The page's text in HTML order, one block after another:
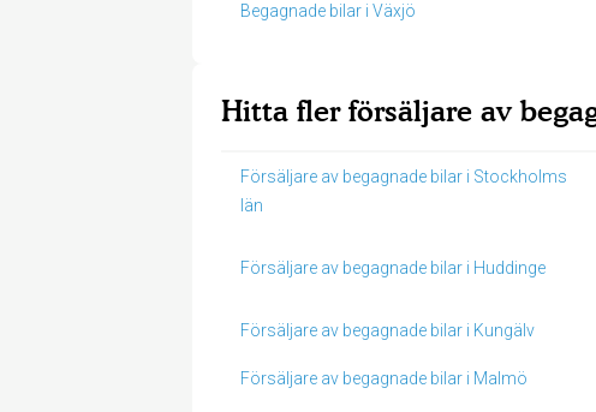
Begagnade bilar i Växjö
Hitta fler försäljare av
Försäljare av begagnade bilar i Stockholms
län
Försäljare av begagnade bilar i Huddinge
Försäljare av begagnade bilar i Kungälv
Försäljare av begagnade bilar i Malmö